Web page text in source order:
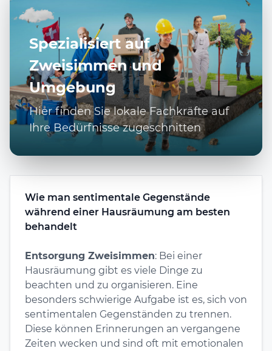
Spezialisiert auf
Zweisimmen und
Umgebung
Hier finden Sie lokale Fachkräfte auf
Ihre Bedürfnisse zugeschnitten
Wie man sentimentale Gegenstände
während einer Hausräumung am besten
behandelt
Entsorgung Zweisimmen: Bei einer
Hausräumung gibt es viele Dinge zu
beachten und zu organisieren. Eine
besonders schwierige Aufgabe ist es, sich von
sentimentalen Gegenständen zu trennen.
Diese können Erinnerungen an vergangene
Zeiten wecken und sind oft mit emotionalen